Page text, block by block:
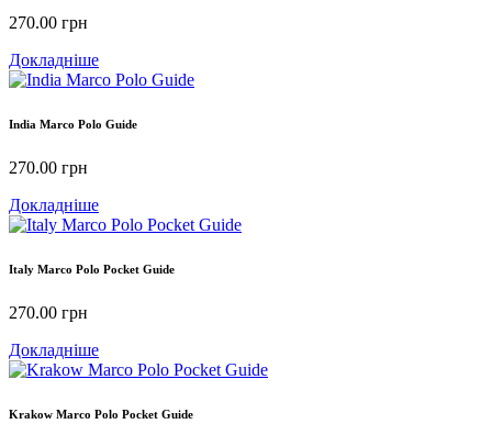
270.00 грн
Докладніше
India Marco Polo Guide
270.00 грн
Докладніше
Italy Marco Polo Pocket Guide
270.00 грн
Докладніше
Krakow Marco Polo Pocket Guide